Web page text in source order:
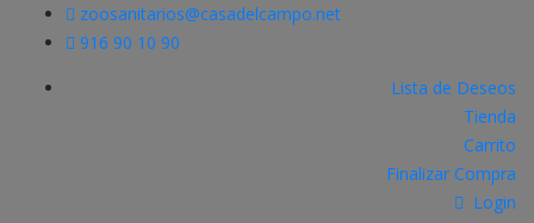
zoosanitarios@casadelcampo.net
916 90 10 90
Lista de Deseos
Tienda
Carrito
Finalizar Compra
Login